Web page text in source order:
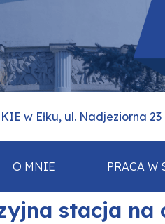
w Ełku, ul. Nadjeziorna
O MNIE PRACA W
stacja na